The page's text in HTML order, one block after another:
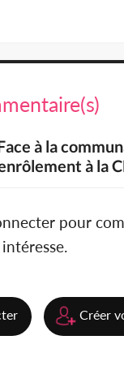
à la
à la
pour
Créer